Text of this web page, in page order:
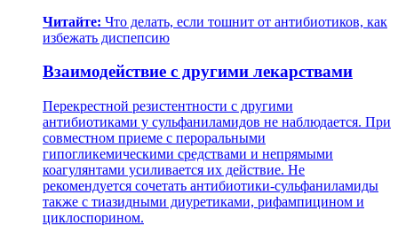
Читайте: Что делать, если тошнит от антибиотиков, как
избежать диспепсию
Взаимодействие с другими лекарствами
Перекрестной резистентности с другими
антибиотиками у сульфаниламидов не наблюдается. При
совместном приеме с пероральными
гипогликемическими средствами и непрямыми
коагулянтами усиливается их действие. Не
рекомендуется сочетать антибиотики-сульфаниламиды
также с тиазидными диуретиками, рифампицином и
циклоспорином.